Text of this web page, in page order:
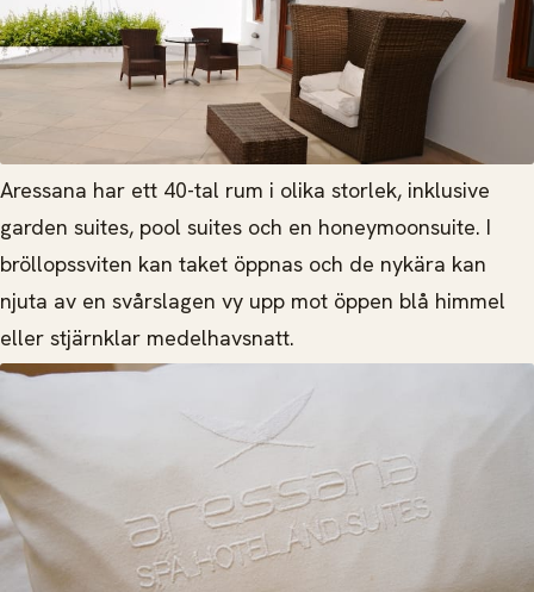
Aressana har ett 40-tal rum i olika storlek, inklusive
garden suites, pool suites och en honeymoonsuite. I
bröllopssviten kan taket öppnas och de nykära kan
njuta av en svårslagen vy upp mot öppen blå himmel
eller stjärnklar medelhavsnatt.